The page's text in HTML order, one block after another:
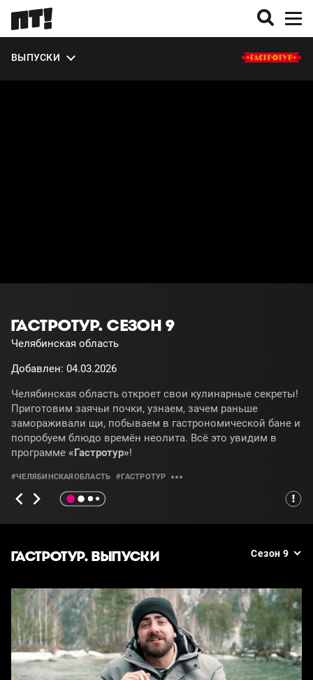
ВЫПУСКИ
О СЕЗОНЕ
ГАСТРОТУР. СЕЗОН 9
Челябинская область
Добавлен: 04.03.2026
Челябинская область откроет свои кулинарные секреты!
Приготовим заячьи почки, узнаем, зачем раньше
замораживали щи, побываем в гастрономической бане и
попробуем блюдо времён неолита. Всё это увидим в
программе «Гастротур»!
#ЧЕЛЯБИНСКАЯОБЛАСТЬ #ГАСТРОТУР
ГАСТРОТУР. ВЫПУСКИ Сезон 9